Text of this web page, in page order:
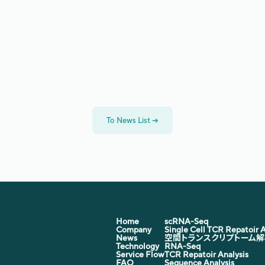
To News List ➔
Home
Company
News
Technology
Service Flow
FAQ
scRNA-Seq
Single Cell TCR Repatoir
空間トランスクリプトーム
RNA-Seq
TCR Repatoir Analysis
Sequence Analysis